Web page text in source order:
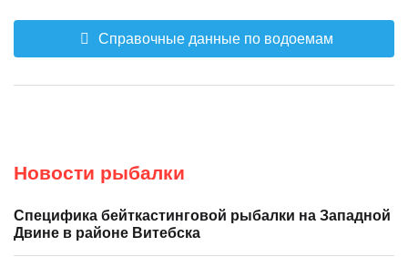
Справочные данные по водоемам
Новости рыбалки
Специфика бейткастинговой рыбалки на Западной
Двине в районе Витебска